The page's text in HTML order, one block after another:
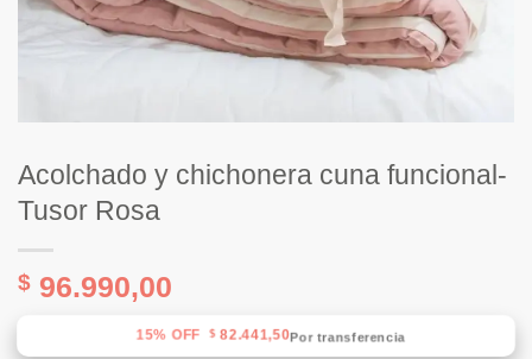
Acolchado y chichonera cuna funcional-
Tusor Rosa
$ 96.990,00
15% OFF $82.441,50Por transferencia